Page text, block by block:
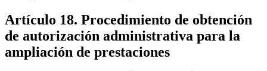
Artículo 18. Procedimiento de obtención
de autorización administrativa para la
ampliación de prestaciones